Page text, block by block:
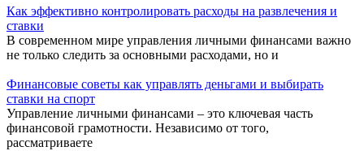
Как эффективно контролировать расходы на развлечения и
ставки
В современном мире управления личными финансами важно
не только следить за основными расходами, но и
Финансовые советы как управлять деньгами и выбирать
ставки на спорт
Управление личными финансами – это ключевая часть
финансовой грамотности. Независимо от того,
рассматриваете